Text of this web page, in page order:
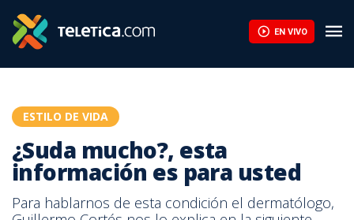
EN VIVO
ESTILO DE VIDA
¿Suda mucho?, esta
información es para usted
Para hablarnos de esta condición el dermatólogo,